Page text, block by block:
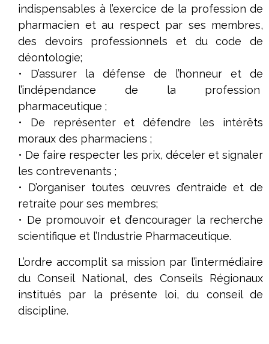
indispensables à l’exercice de la profession de
pharmacien et au respect par ses membres,
des devoirs professionnels et du code de
déontologie;
• D’assurer la défense de l’honneur et de
l’indépendance de la profession
pharmaceutique ;
• De représenter et défendre les intérêts
moraux des pharmaciens ;
• De faire respecter les prix, déceler et signaler
les contrevenants ;
• D’organiser toutes œuvres d’entraide et de
retraite pour ses membres;
• De promouvoir et d’encourager la recherche
scientifique et l’Industrie Pharmaceutique.
L’ordre accomplit sa mission par l’intermédiaire
du Conseil National, des Conseils Régionaux
institués par la présente loi, du conseil de
discipline.